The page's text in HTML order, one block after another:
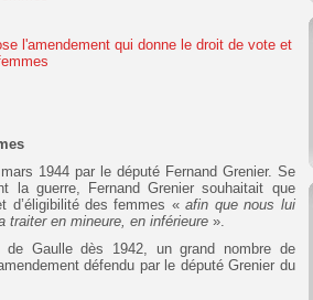
1944 par le député Fernand Grenier. Se
la guerre, Fernand Grenier souhaitait que
d’éligibilité des femmes «afin que nous lui
traiter en mineure, en inférieure ».
Gaulle dès 1942, un grand nombre de
défendu par le député Grenier du